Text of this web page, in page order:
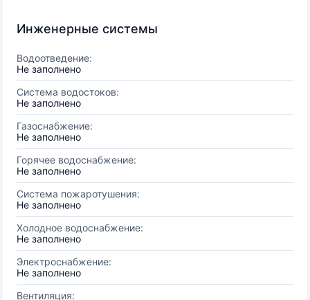
Инженерные системы
Водоотведение:
Не заполнено
Система водостоков:
Не заполнено
Газоснабжение:
Не заполнено
Горячее водоснабжение:
Не заполнено
Система пожаротушения:
Не заполнено
Холодное водоснабжение:
Не заполнено
Электроснабжение:
Не заполнено
Вентиляция: